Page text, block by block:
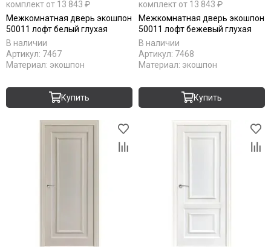
комплект от 13 843 ₽
Межкомнатная дверь экошпон
50011 лофт белый глухая
В наличии
Артикул: 7467
Материал: экошпон
Купить
комплект от 13 843 ₽
Межкомнатная дверь экошпон
50011 лофт бежевый глухая
В наличии
Артикул: 7468
Материал: экошпон
Купить